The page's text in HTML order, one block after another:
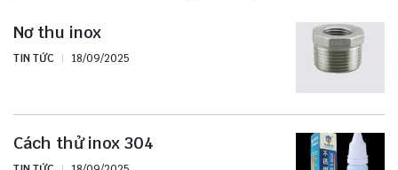
Nơ thu inox
TIN TỨC 18/09/2025
Cách thử inox 304